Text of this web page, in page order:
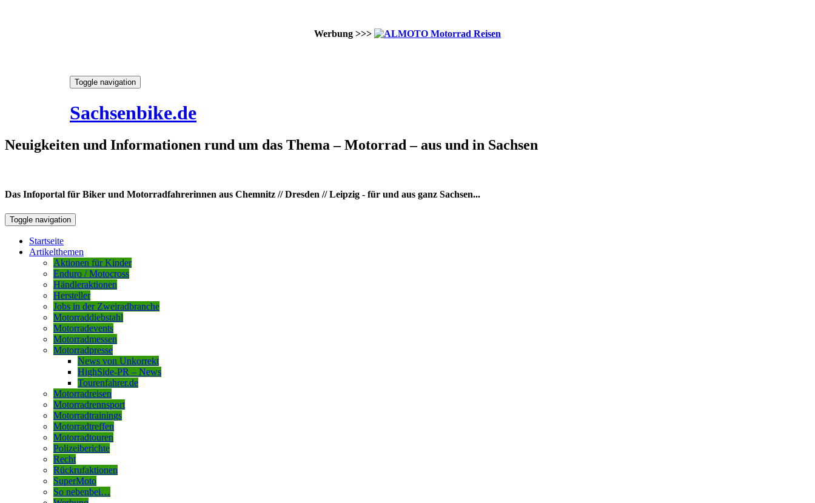
Werbung >>>
Toggle navigation
Sachsenbike.de
Neuigkeiten und Informationen rund um das Thema – Motorrad – aus und in Sachsen
Das Infoportal für Biker und Motorradfahrerinnen aus Chemnitz // Dresden // Leipzig - für und aus ganz Sachsen...
Toggle navigation
Startseite
Artikelthemen
Aktionen für Kinder
Enduro / Motocross
Händleraktionen
Hersteller
Jobs in der Zweiradbranche
Motorraddiebstahl
Motorradevents
Motorradmessen
Motorradpresse
News von Unkorrekt
HighSide-PR – News
Tourenfahrer.de
Motorradreisen
Motorradrennsport
Motorradtrainings
Motorradtreffen
Motorradtouren
Polizeiberichte
Recht
Rückrufaktionen
SuperMoto
So nebenbei…